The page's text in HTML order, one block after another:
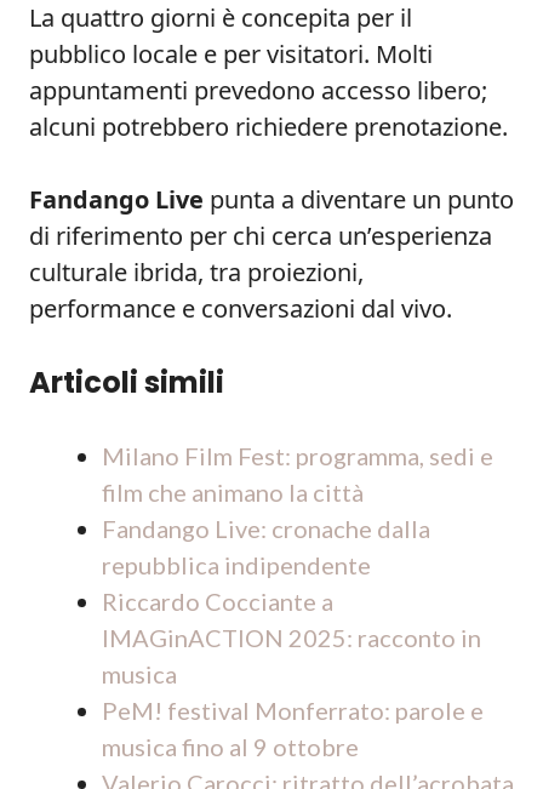
La quattro giorni è concepita per il
pubblico locale e per visitatori. Molti
appuntamenti prevedono accesso libero;
alcuni potrebbero richiedere prenotazione.
Fandango Live punta a diventare un punto
di riferimento per chi cerca un’esperienza
culturale ibrida, tra proiezioni,
performance e conversazioni dal vivo.
Articoli simili
Milano Film Fest: programma, sedi e
film che animano la città
Fandango Live: cronache dalla
repubblica indipendente
Riccardo Cocciante a
IMAGinACTION 2025: racconto in
musica
PeM! festival Monferrato: parole e
musica fino al 9 ottobre
Valerio Carocci: ritratto dell’acrobata